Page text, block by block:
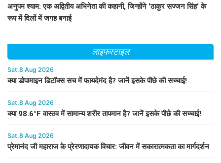
अनुपम श्याम: एक अद्वितीय अभिनेता की कहानी, जिन्होंने 'ठाकुर सज्जन सिंह' के
रूप में दिलों में जगह बनाई
लाइफस्टाइल
Sat,8 Aug 2026
क्या डोपामाइन डिटॉक्स सच में फायदेमंद है? जानें इसके पीछे की सच्चाई!
Sat,8 Aug 2026
क्या 98.6°F वास्तव में सामान्य शरीर तापमान है? जानें इसके पीछे की सच्चाई!
Sat,8 Aug 2026
प्रेमानंद जी महाराज के प्रेरणादायक विचार: जीवन में सकारात्मकता का मार्गदर्शन